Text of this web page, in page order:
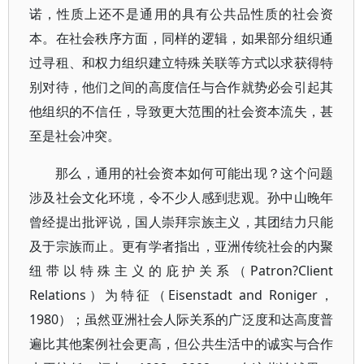
诺，性质上还不是通用的具有公共品性质的社会资
本。在社会秩序方面，同样的逻辑，如果部分组织通
过寻租、和权力组织建立特殊关联等方式以求获得特
别对待，他们之间的高度信任与合作就势必会引起其
他组织的不信任，导致更大范围的社会资本流失，甚
至是社会冲突。
那么，通用的社会资本如何可能出现？这个问题
涉及社会文化环境，令不少人感到悲观。孙中山晚年
曾经提出批评说，国人崇拜宗族主义，其团结力只能
及于宗族而止。更有学者指出，亚洲传统社会的内聚
纽带以特殊主义的庇护关系（Patron?Client
Relations）为特征（Eisenstadt and Roniger，
1980）；虽然亚洲社会人际关系的广泛度和达高度普
遍比其他案例社会更高，但公共生活中的诚实与合作